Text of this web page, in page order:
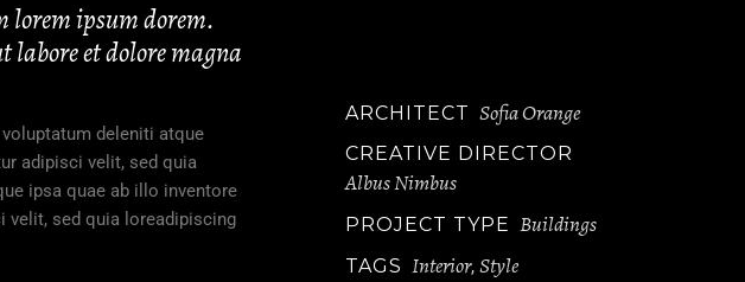
lorem ipsum dorem.
labore et dolore magna
deleniti atque
adipisci velit, sed quia
ipsa quae ab illo inventore
velit, sed quia loreadipiscing
ARCHITECT Sofia Orange
CREATIVE DIRECTOR
Albus Nimbus
PROJECT TYPE Buildings
TAGS Interior, Style